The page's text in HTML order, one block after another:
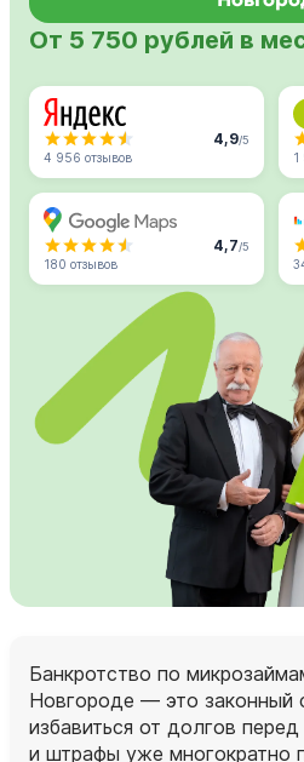
От 5 750 рублей в
4,9/5
4 956 отзывов 1
4,7/5
180 отзывов
Банкротство по
Новгороде — это законный
избавиться от долгов
и штрафы уже многократно